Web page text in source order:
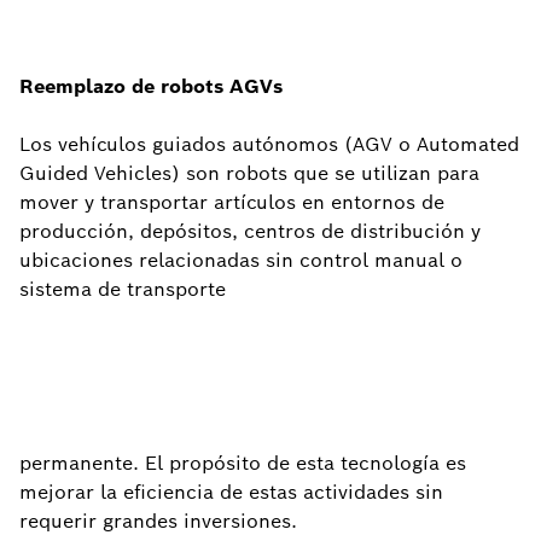
Reemplazo de robots AGVs
Los vehículos guiados autónomos (AGV o Automated
Guided Vehicles) son robots que se utilizan para
mover y transportar artículos en entornos de
producción, depósitos, centros de distribución y
ubicaciones relacionadas sin control manual o
sistema de transporte
permanente. El propósito de esta tecnología es
mejorar la eficiencia de estas actividades sin
requerir grandes inversiones.